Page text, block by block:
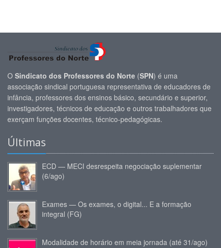
O Sindicato dos Professores do Norte (SPN) é uma
associação sindical portuguesa representativa de educadores de
infância, professores dos ensinos básico, secundário e superior,
investigadores, técnicos de educação e outros trabalhadores que
exerçam funções docentes, técnico-pedagógicas.
Últimas
ECD — MECI desrespeita negociação suplementar
(6/ago)
Exames — Os exames, o digital... E a formação
integral (FG)
Modalidade de horário em meia jornada (até 31/ago)